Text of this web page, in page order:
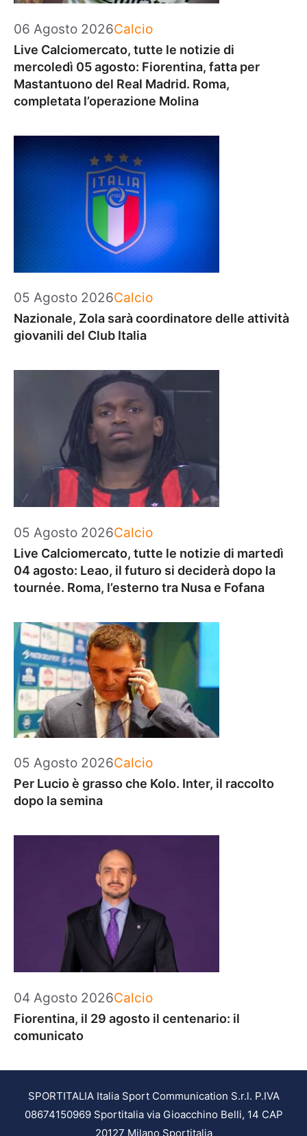
06 Agosto 2026Categorie
Calcio
Live Calciomercato, tutte le notizie di
mercoledì 05 agosto: Fiorentina, fatta per
Mastantuono del Real Madrid. Roma,
completata l’operazione Molina
05 Agosto 2026Categorie
Calcio
Nazionale, Zola sarà coordinatore delle attività
giovanili del Club Italia
05 Agosto 2026Categorie
Calcio
Live Calciomercato, tutte le notizie di martedì
04 agosto: Leao, il futuro si deciderà dopo la
tournée. Roma, l’esterno tra Nusa e Fofana
05 Agosto 2026Categorie
Calcio
Per Lucio è grasso che Kolo. Inter, il raccolto
dopo la semina
04 Agosto 2026Categorie
Calcio
Fiorentina, il 29 agosto il centenario: il
comunicato
SPORTITALIA Italia Sport Communication S.r.l. P.IVA
08674150969 Sportitalia via Gioacchino Belli, 14 CAP
20127 Milano Sportitalia